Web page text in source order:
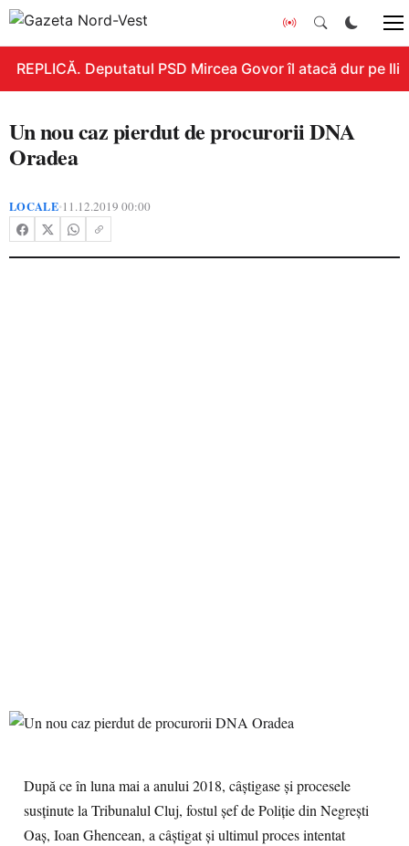
REPLICĂ. Deputatul PSD Mircea Govor îl atacă dur pe
Un nou caz pierdut de procurorii DNA
Oradea
LOCALE•11.12.2019 00:00
După ce în luna mai a anului 2018, câștigase și procesele
susținute la Tribunalul Cluj, fostul șef de Poliție din Negrești
Oaș, Ioan Ghencean, a câștigat și ultimul proces intentat